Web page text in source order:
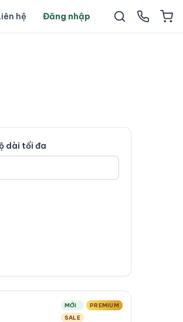
hệ Đăng nhập
dài tối đa
MỚI
PREMIUM
SALE